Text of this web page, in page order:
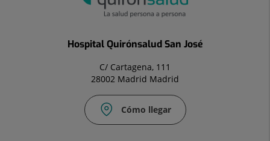
Hospital Quirónsalud San José
C/ Cartagena, 111
28002 Madrid Madrid
Cómo llegar